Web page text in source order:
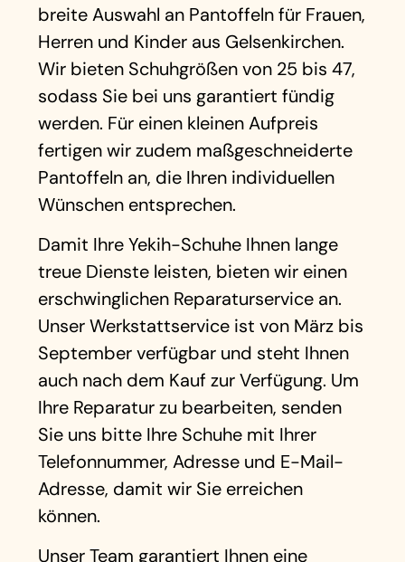
breite Auswahl an Pantoffeln für Frauen,
Herren und Kinder aus Gelsenkirchen.
Wir bieten Schuhgrößen von 25 bis 47,
sodass Sie bei uns garantiert fündig
werden. Für einen kleinen Aufpreis
fertigen wir zudem maßgeschneiderte
Pantoffeln an, die Ihren individuellen
Wünschen entsprechen.
Damit Ihre Yekih-Schuhe Ihnen lange
treue Dienste leisten, bieten wir einen
erschwinglichen Reparaturservice an.
Unser Werkstattservice ist von März bis
September verfügbar und steht Ihnen
auch nach dem Kauf zur Verfügung. Um
Ihre Reparatur zu bearbeiten, senden
Sie uns bitte Ihre Schuhe mit Ihrer
Telefonnummer, Adresse und E-Mail-
Adresse, damit wir Sie erreichen
können.
Unser Team garantiert Ihnen eine